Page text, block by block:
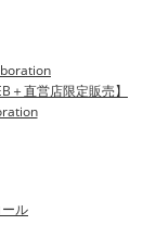
直営店限定販売】
ル